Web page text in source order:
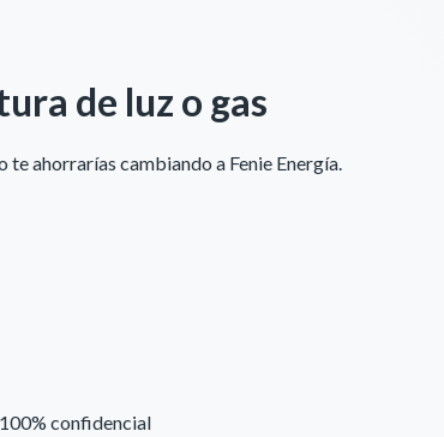
de luz o gas
te ahorrarías cambiando a Fenie Energía.
100% confidencial